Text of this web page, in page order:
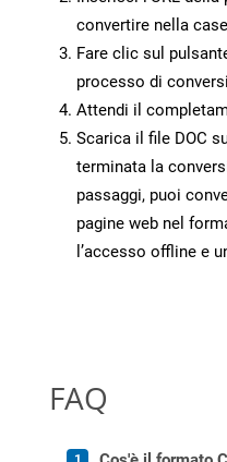
convertire nella
Fare clic sul
processo di
Attendi il
Scarica il file DOC
terminata la
passaggi, puoi
pagine web nel
l’accesso offline e
FAQ